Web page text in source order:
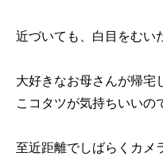
近づいても、白目をむい
大好きなお母さんが帰宅
こコタツが気持ちいいの
至近距離でしばらくカメ